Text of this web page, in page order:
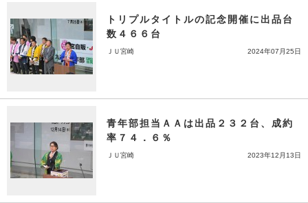
トリプルタイトルの記念開催に出品台
数４６６台
ＪＵ宮崎 2024年07月25日
青年部担当ＡＡは出品２３２台、成約
率７４．６％
ＪＵ宮崎 2023年12月13日